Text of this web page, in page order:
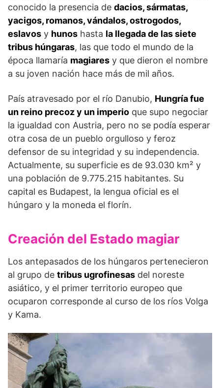
conocido la presencia de dacios, sármatas,
yacigos, romanos, vándalos, ostrogodos,
eslavos y hunos hasta la llegada de las siete
tribus húngaras, las que todo el mundo de la
época llamaría magiares y que die­ron el nombre
a su joven nación hace más de mil años.
País atravesado por el río Danubio, Hungría fue
un reino precoz y un imperio que supo negociar
la igualdad con Austria, pero no se podía esperar
otra cosa de un pueblo orgulloso y feroz
defensor de su integridad y su independencia.
Actualmente, su superficie es de 93.030 km² y
una población de 9.775.215 habitantes. Su
capital es Budapest, la lengua oficial es el
húngaro y la moneda el florín.
Creación del Estado magiar
Los antepasados de los húngaros pertenecieron
al grupo de tribus ugrofinesas del noreste
asiático, y el primer territorio euro­peo que
ocuparon corresponde al curso de los ríos Volga
y Kama.